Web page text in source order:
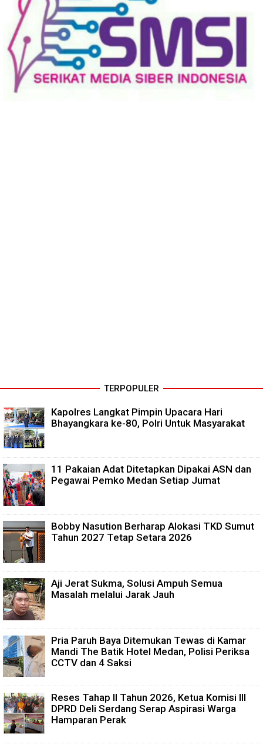
TERPOPULER
Kapolres Langkat Pimpin Upacara Hari
Bhayangkara ke-80, Polri Untuk Masyarakat
11 Pakaian Adat Ditetapkan Dipakai ASN dan
Pegawai Pemko Medan Setiap Jumat
Bobby Nasution Berharap Alokasi TKD Sumut
Tahun 2027 Tetap Setara 2026
Aji Jerat Sukma, Solusi Ampuh Semua
Masalah melalui Jarak Jauh
Pria Paruh Baya Ditemukan Tewas di Kamar
Mandi The Batik Hotel Medan, Polisi Periksa
CCTV dan 4 Saksi
Reses Tahap II Tahun 2026, Ketua Komisi III
DPRD Deli Serdang Serap Aspirasi Warga
Hamparan Perak